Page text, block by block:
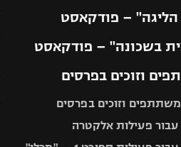
– פודקאסט
בשכונה" – פודקאסט
וזוכים בפרסים
משתתפים וזוכים בפרסים
עבור פעילות אלקטרה